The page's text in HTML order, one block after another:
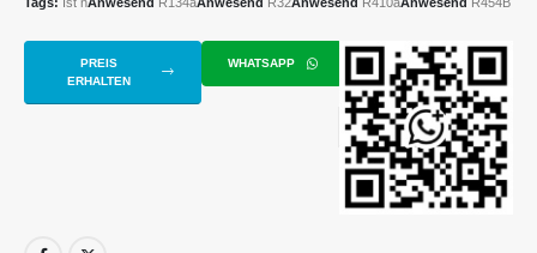
PREIS
ERHALTEN
WHATSAPP